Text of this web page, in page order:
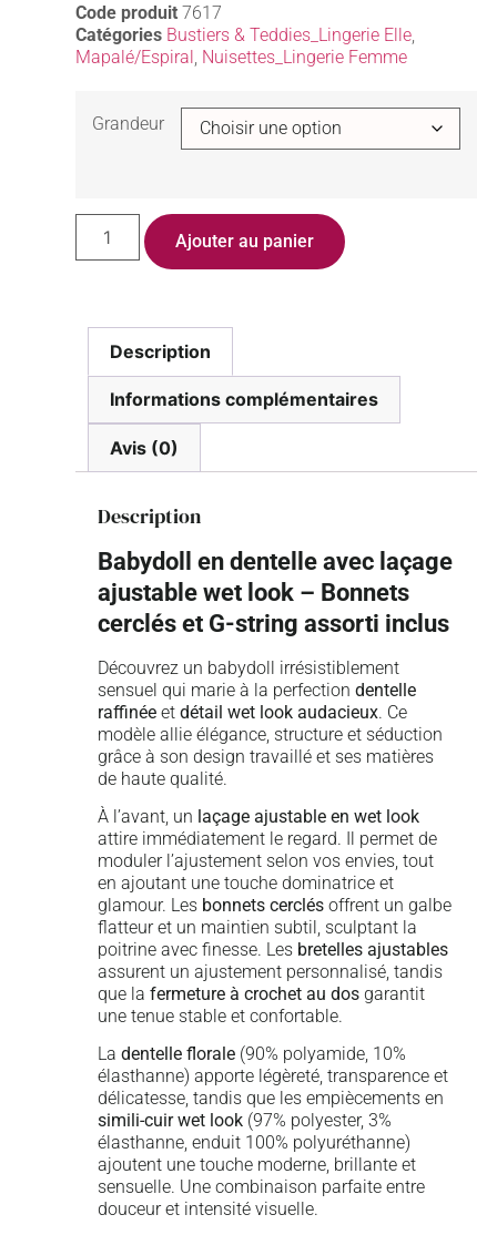
Code produit 7617
Catégories Bustiers & Teddies_Lingerie Elle,
Mapalé/Espiral Nuisettes_Lingerie Femme
Grandeur
Ajouter au panier
Description
Informations complémentaires
Avis (0)
Description
Babydoll en dentelle avec laçage
ajustable wet look – Bonnets
cerclés et G-string assorti inclus
Découvrez un babydoll irrésistiblement
sensuel qui marie à la perfection dentelle
raffinéeet détail wet look audacieux. Ce
modèle allie élégance, structure et séduction
grâce à son design travaillé et ses matières
de haute qualité.
À l’avant, un laçage ajustable en wet look
attire immédiatement le regard. Il permet de
moduler l’ajustement selon vos envies, tout
en ajoutant une touche dominatrice et
glamour. Les bonnets cerclésoffrent un galbe
flatteur et un maintien subtil, sculptant la
poitrine avec finesse. Les bretelles ajustables
assurent un ajustement personnalisé, tandis
que la fermeture à crochet au dosgarantit
une tenue stable et confortable.
La dentelle florale(90% polyamide, 10%
élasthanne) apporte légèreté, transparence et
délicatesse, tandis que les empiècements en
simili-cuir wet look(97% polyester, 3%
élasthanne, enduit 100% polyuréthanne)
ajoutent une touche moderne, brillante et
sensuelle. Une combinaison parfaite entre
douceur et intensité visuelle.